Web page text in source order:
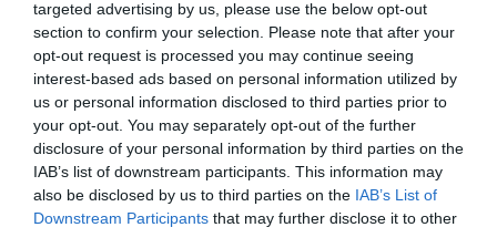
targeted advertising by us, please use the below opt-out
section to confirm your selection. Please note that after your
opt-out request is processed you may continue seeing
interest-based ads based on personal information utilized by
us or personal information disclosed to third parties prior to
your opt-out. You may separately opt-out of the further
disclosure of your personal information by third parties on the
IAB’s list of downstream participants. This information may
also be disclosed by us to third parties on the IAB’s List of
Downstream Participants that may further disclose it to other
melankolikus dalt, aminek a végkicsengése pozitív. Viták
vannak néha közöttünk is, a szerelmet, kettőnk
szerelmét azonban sosem kérdőjeleztük meg” – tette
hozzá Czutor Zoltán, akinek felesége könnyen teszi túl
magát a vitákon, problémákon.
„Olyanok vagyunk, mint egy olasz család. Néha van
ajtócsapkodás, sértődés. Sőt, nekem van egy
hisztiszobám is. Amikor már érzem, hogy robbanna a
dolog, inkább félrevonulok ide. Légzésgyakorlatokat
végzek, zenét hallgatok, ha itt vagyok, a család is tudja,